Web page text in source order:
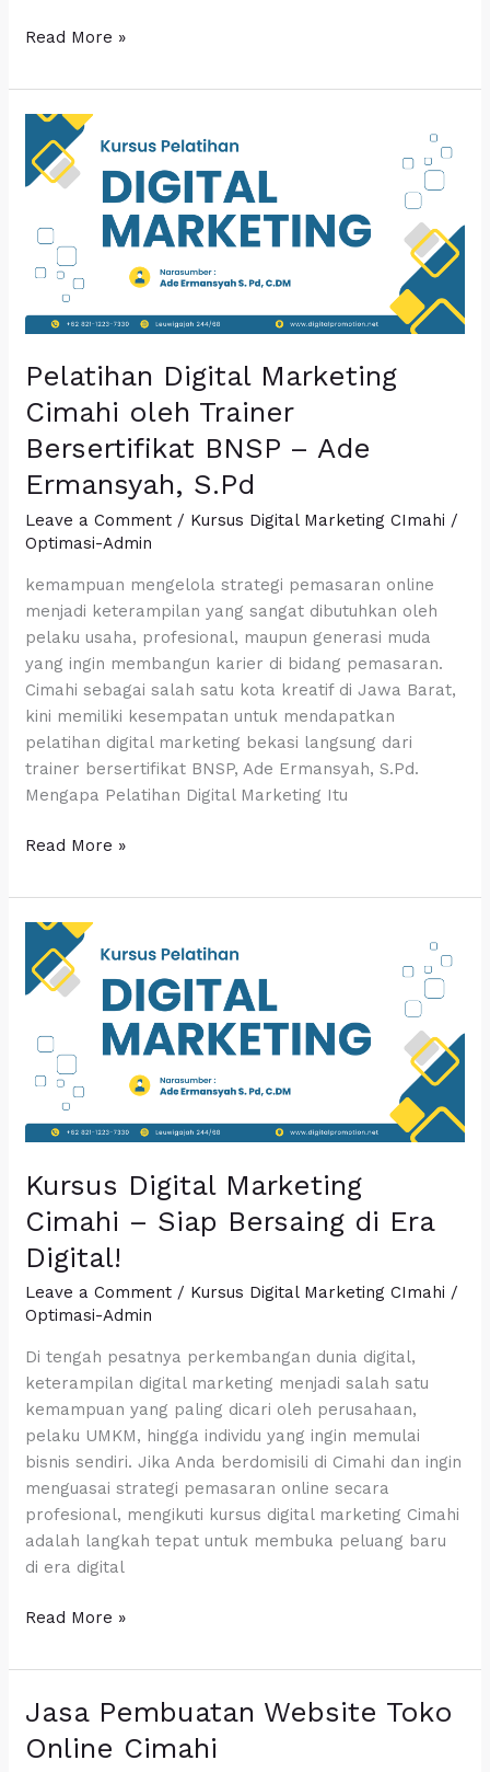
Read More »
Pelatihan Digital Marketing
Cimahi oleh Trainer
Bersertifikat BNSP – Ade
Ermansyah, S.Pd
Leave a Comment / Kursus Digital Marketing CImahi /
Optimasi-Admin
kemampuan mengelola strategi pemasaran online
menjadi keterampilan yang sangat dibutuhkan oleh
pelaku usaha, profesional, maupun generasi muda
yang ingin membangun karier di bidang pemasaran.
Cimahi sebagai salah satu kota kreatif di Jawa Barat,
kini memiliki kesempatan untuk mendapatkan
pelatihan digital marketing bekasi langsung dari
trainer bersertifikat BNSP, Ade Ermansyah, S.Pd.
Mengapa Pelatihan Digital Marketing Itu
Pelatihan
Digital
Marketing
oleh
Trainer
Bersertifikat
BNSP
–
Ade
Ermansyah,
S.Pd
Read More »
Kursus Digital Marketing
Cimahi – Siap Bersaing di Era
Digital!
Leave a Comment / Kursus Digital Marketing CImahi /
Optimasi-Admin
Di tengah pesatnya perkembangan dunia digital,
keterampilan digital marketing menjadi salah satu
kemampuan yang paling dicari oleh perusahaan,
pelaku UMKM, hingga individu yang ingin memulai
bisnis sendiri. Jika Anda berdomisili di Cimahi dan ingin
menguasai strategi pemasaran online secara
profesional, mengikuti kursus digital marketing Cimahi
adalah langkah tepat untuk membuka peluang baru
di era digital
Kursus
Digital
Marketing
Siap
Bersaing
di
Era
Read More »
Jasa Pembuatan Website Toko
Online Cimahi
Jasa
Website